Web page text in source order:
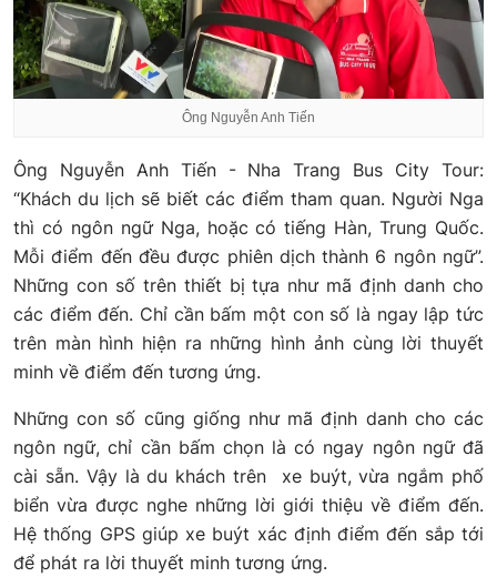
Ông Nguyễn Anh Tiến
Ông Nguyễn Anh Tiến - Nha Trang Bus City Tour:
“Khách du lịch sẽ biết các điểm tham quan. Người Nga
thì có ngôn ngữ Nga, hoặc có tiếng Hàn, Trung Quốc.
Mỗi điểm đến đều được phiên dịch thành 6 ngôn ngữ”.
Những con số trên thiết bị tựa như mã định danh cho
các điểm đến. Chỉ cần bấm một con số là ngay lập tức
trên màn hình hiện ra những hình ảnh cùng lời thuyết
minh về điểm đến tương ứng.
Những con số cũng giống như mã định danh cho các
ngôn ngữ, chỉ cần bấm chọn là có ngay ngôn ngữ đã
cài sẵn. Vậy là du khách trên xe buýt, vừa ngắm phố
biển vừa được nghe những lời giới thiệu về điểm đến.
Hệ thống GPS giúp xe buýt xác định điểm đến sắp tới
để phát ra lời thuyết minh tương ứng.